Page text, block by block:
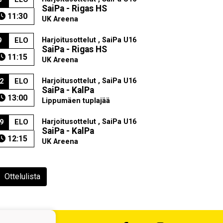
11:30
SaiPa - Rigas HS
UK Areena
ELO
11:15
Harjoitusottelut , SaiPa U16
SaiPa - Rigas HS
UK Areena
ELO
13:00
Harjoitusottelut , SaiPa U16
SaiPa - KalPa
Lippumäen tuplajää
ELO
12:15
Harjoitusottelut , SaiPa U16
SaiPa - KalPa
UK Areena
Ottelulista